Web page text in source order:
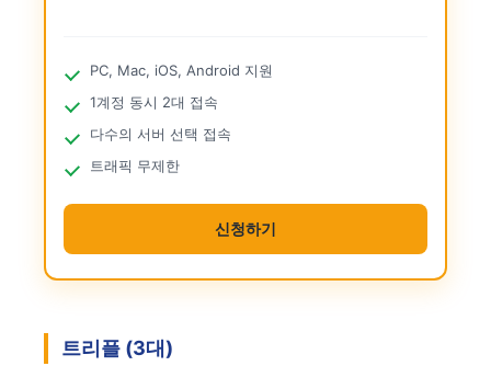
PC, Mac, iOS, Android 지원
1계정 동시 2대 접속
다수의 서버 선택 접속
트래픽 무제한
신청하기
트리플 (3대)